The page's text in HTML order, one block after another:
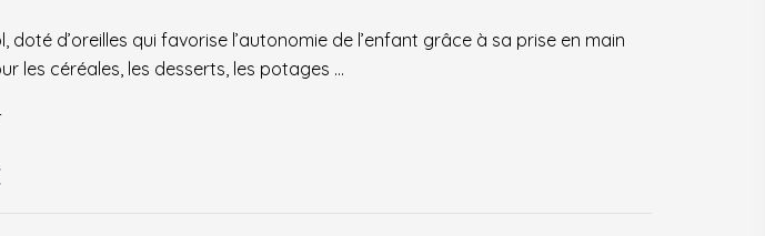
doté d’oreilles qui favorise l’autonomie de l’enfant grâce à sa prise en main
les céréales, les desserts, les potages …